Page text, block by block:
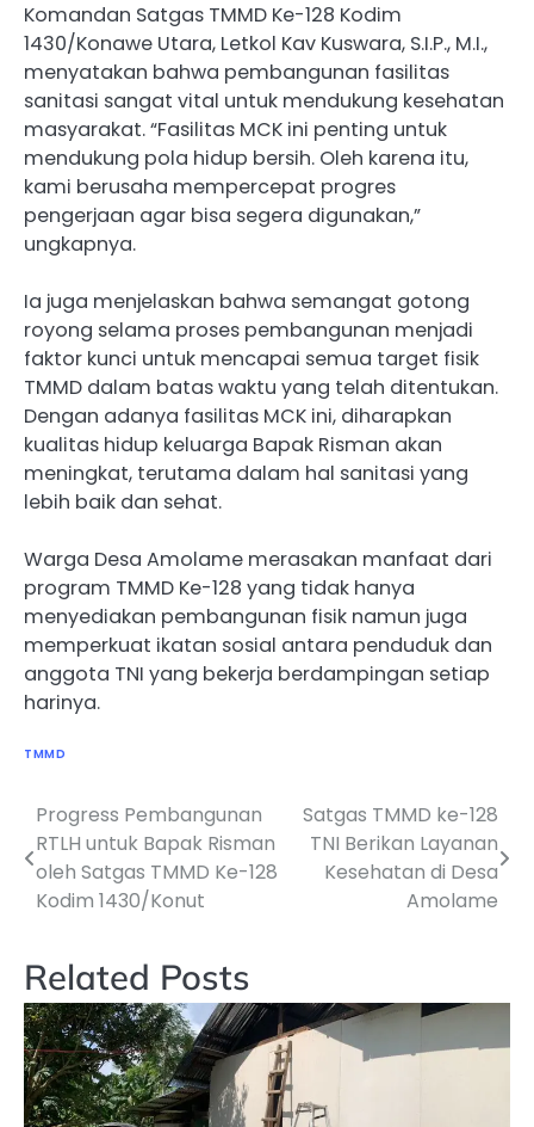
Komandan Satgas TMMD Ke-128 Kodim
1430/Konawe Utara, Letkol Kav Kuswara, S.I.P., M.I.,
menyatakan bahwa pembangunan fasilitas
sanitasi sangat vital untuk mendukung kesehatan
masyarakat. “Fasilitas MCK ini penting untuk
mendukung pola hidup bersih. Oleh karena itu,
kami berusaha mempercepat progres
pengerjaan agar bisa segera digunakan,”
ungkapnya.
Ia juga menjelaskan bahwa semangat gotong
royong selama proses pembangunan menjadi
faktor kunci untuk mencapai semua target fisik
TMMD dalam batas waktu yang telah ditentukan.
Dengan adanya fasilitas MCK ini, diharapkan
kualitas hidup keluarga Bapak Risman akan
meningkat, terutama dalam hal sanitasi yang
lebih baik dan sehat.
Warga Desa Amolame merasakan manfaat dari
program TMMD Ke-128 yang tidak hanya
menyediakan pembangunan fisik namun juga
memperkuat ikatan sosial antara penduduk dan
anggota TNI yang bekerja berdampingan setiap
harinya.
TMMD
Navigasi
pos
Progress Pembangunan
RTLH untuk Bapak Risman
oleh Satgas TMMD Ke-128
Kodim 1430/Konut
Satgas TMMD ke-128
TNI Berikan Layanan
Kesehatan di Desa
Amolame
Related Posts